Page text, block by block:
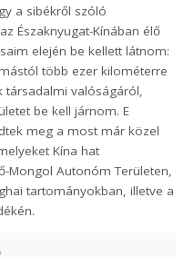
a sibékről szóló
Északnyugat-Kínában élő
elején be kellett látnom:
több ezer kilométerre
társadalmi valóságáról,
be kell járnom. E
meg a most már közel
Kína hat
Mongol Autonóm Területen,
tartományokban, illetve a